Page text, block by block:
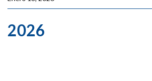
2026